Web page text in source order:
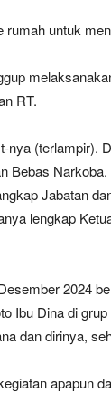
untuk
RT.
(terlampir).
Bebas
Jabatan
lengkap
2024
Ibu Dina di
dan dirinya,
apapun